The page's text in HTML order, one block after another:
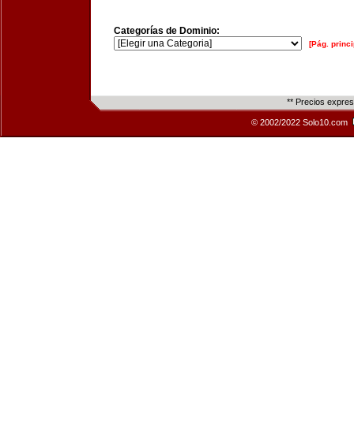
Categorías de Dominio:
[Pág.
** Precios
© 2002/2022 Solo10.com